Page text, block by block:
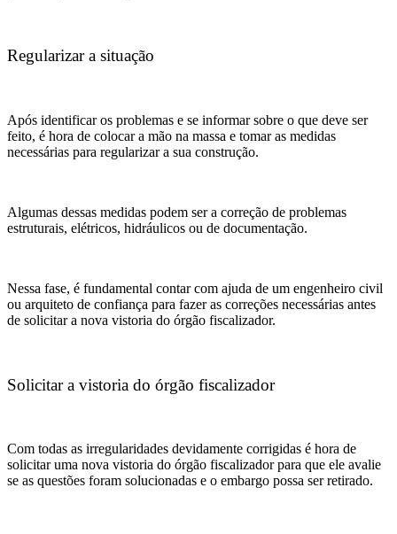
Regularizar a situação
Após identificar os problemas e se informar sobre o que deve ser
feito, é hora de colocar a mão na massa e tomar as medidas
necessárias para regularizar a sua construção.
Algumas dessas medidas podem ser a correção de problemas
estruturais, elétricos, hidráulicos ou de documentação.
Nessa fase, é fundamental contar com ajuda de um engenheiro civil
ou arquiteto de confiança para fazer as correções necessárias antes
de solicitar a nova vistoria do órgão fiscalizador.
Solicitar a vistoria do órgão fiscalizador
Com todas as irregularidades devidamente corrigidas é hora de
solicitar uma nova vistoria do órgão fiscalizador para que ele avalie
se as questões foram solucionadas e o embargo possa ser retirado.